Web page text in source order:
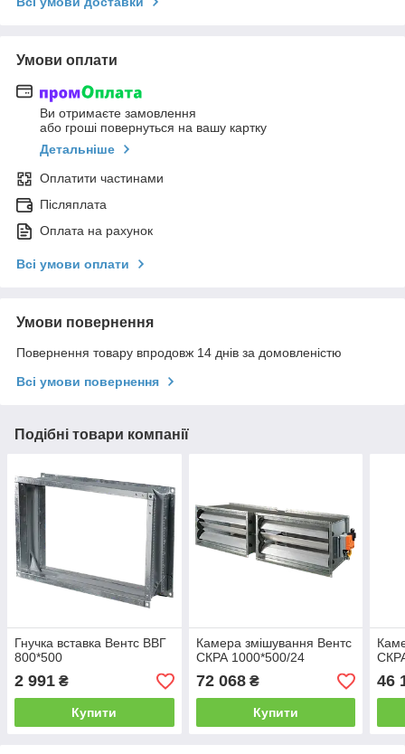
Умови оплати
Ви отримаєте замовлення
або гроші повернуться на вашу картку
Детальніше
Оплатити частинами
Післяплата
Оплата на рахунок
Всі умови оплати
Умови повернення
Повернення товару впродовж 14 днів за домовленістю
Всі умови повернення
Подібні товари компанії
Гнучка вставка Вентс ВВГ
800*500
2 991 ₴
Купити
Камера змішування Вентс
СКРА 1000*500/24
72 068₴
Купити
46